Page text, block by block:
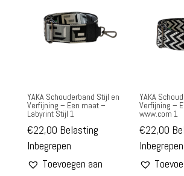
YAKA Schouderband Stijl en
Verfijning – Een maat –
Labyrint Stijl 1
€22,00 Belasting
Inbegrepen
Toevoegen aan
YAKA
Verfijning –
www.com 1
€22,00
Inbegrepen